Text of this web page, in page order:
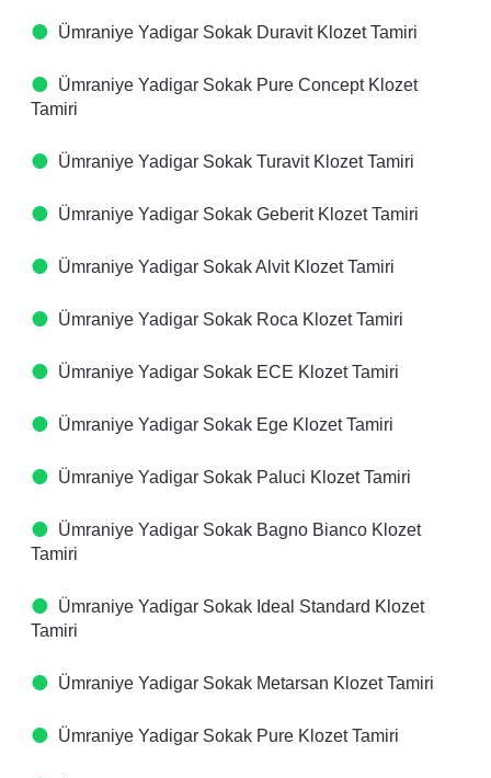
Ümraniye Yadigar Sokak Duravit Klozet Tamiri
Ümraniye Yadigar Sokak Pure Concept Klozet
Tamiri
Ümraniye Yadigar Sokak Turavit Klozet Tamiri
Ümraniye Yadigar Sokak Geberit Klozet Tamiri
Ümraniye Yadigar Sokak Alvit Klozet Tamiri
Ümraniye Yadigar Sokak Roca Klozet Tamiri
Ümraniye Yadigar Sokak ECE Klozet Tamiri
Ümraniye Yadigar Sokak Ege Klozet Tamiri
Ümraniye Yadigar Sokak Paluci Klozet Tamiri
Ümraniye Yadigar Sokak Bagno Bianco Klozet
Tamiri
Ümraniye Yadigar Sokak Ideal Standard Klozet
Tamiri
Ümraniye Yadigar Sokak Metarsan Klozet Tamiri
Ümraniye Yadigar Sokak Pure Klozet Tamiri